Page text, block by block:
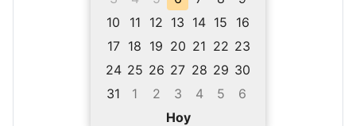
10
11 12 13 14 15
16
17 18 19 20 21 22 23
24 25 26 27 28 29 30
31
1 2 3 4 5
6
Hoy